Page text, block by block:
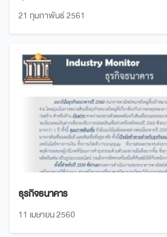
21 กุมภาพันธ์ 2561
ธุรกิจธนาคาร
11 เมษายน 2560